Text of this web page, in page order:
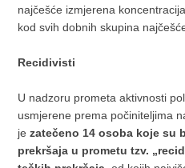
najčešće izmjerena
kod svih dobnih skupina
Recidivisti
U nadzoru prometa aktivnosti
usmjerene prema počiniteljima
jezatečeno 14 osoba koje su
prekršaja u prometu tzv.